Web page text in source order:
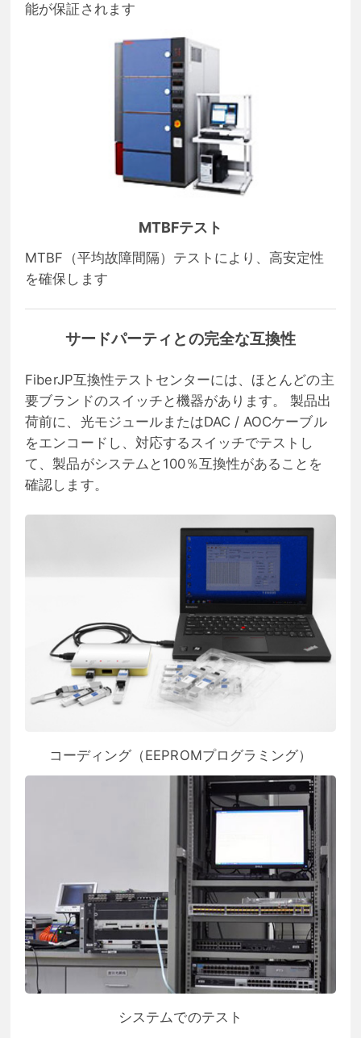
能が保証されます
MTBFテスト
MTBF（平均故障間隔）テストにより、高安定性
を確保します
サードパーティとの完全な互換性
FiberJP互換性テストセンターには、ほとんどの主
要ブランドのスイッチと機器があります。 製品出
荷前に、光モジュールまたはDAC / AOCケーブル
をエンコードし、対応するスイッチでテストし
て、製品がシステムと100％互換性があることを
確認します。
コーディング（EEPROMプログラミング）
システムでのテスト